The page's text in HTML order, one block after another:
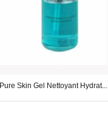
Pure Skin Gel Nettoyant Hydrat...